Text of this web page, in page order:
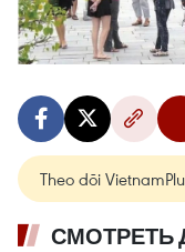
Theo dõi
СМОТРЕТЬ